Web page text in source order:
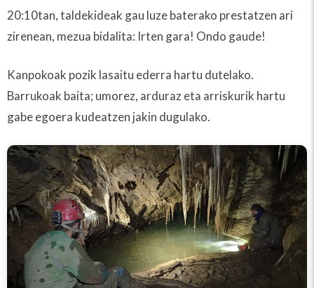
20:10tan, taldekideak gau luze baterako prestatzen ari
zirenean, mezua bidalita: Irten gara! Ondo gaude!
Kanpokoak pozik lasaitu ederra hartu dutelako.
Barrukoak baita; umorez, arduraz eta arriskurik hartu
gabe egoera kudeatzen jakin dugulako.